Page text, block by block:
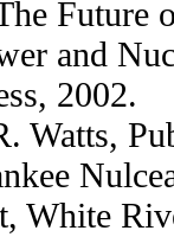
Future
and
2002.
Watts,
White